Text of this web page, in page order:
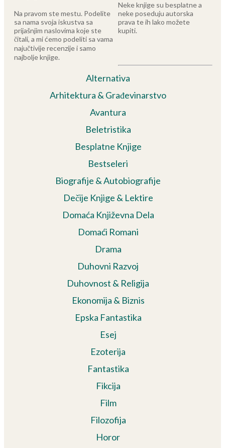
Na pravom ste mestu. Podelite
sa nama svoja iskustva sa
prijašnjim naslovima koje ste
čitali, a mi ćemo podeliti sa vama
najučtivije recenzije i samo
najbolje knjige.
Neke knjige su besplatne a
neke poseduju autorska
prava te ih lako možete
kupiti.
Alternativa
Arhitektura & Građevinarstvo
Avantura
Beletristika
Besplatne Knjige
Bestseleri
Biografije & Autobiografije
Dečije Knjige & Lektire
Domaća Književna Dela
Domaći Romani
Drama
Duhovni Razvoj
Duhovnost & Religija
Ekonomija & Biznis
Epska Fantastika
Esej
Ezoterija
Fantastika
Fikcija
Film
Filozofija
Horor